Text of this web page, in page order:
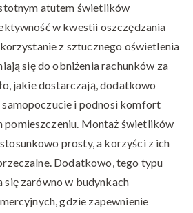
atutem świetlików
w kwestii oszczędzania
z sztucznego oświetlenia
się do obniżenia rachunków za
jakie dostarczają, dodatkowo
samopoczucie i podnosi komfort
pomieszczeniu. Montaż świetlików
prosty, a korzyści z ich
Dodatkowo, tego typu
się zarówno w budynkach
gdzie zapewnienie